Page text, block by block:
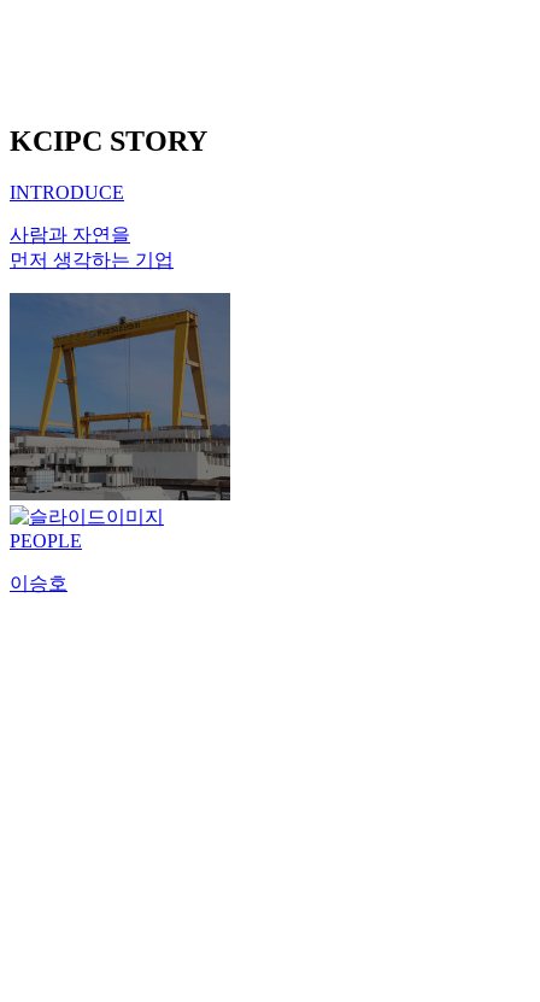
KCIPC STORY
INTRODUCE
사람과 자연을
먼저 생각하는 기업
PEOPLE
이승호